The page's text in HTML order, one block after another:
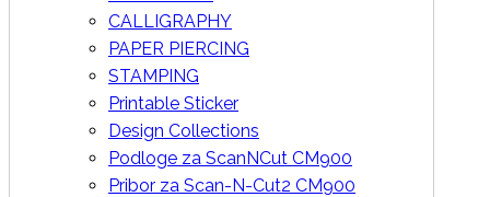
CALLIGRAPHY
PAPER PIERCING
STAMPING
Printable Sticker
Design Collections
Podloge za ScanNCut CM900
Pribor za Scan-N-Cut2 CM900